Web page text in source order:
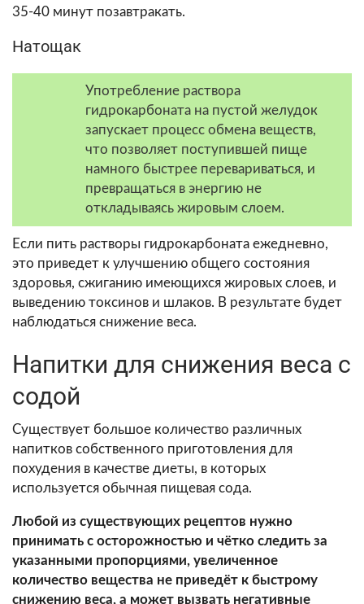
35-40 минут позавтракать.
Натощак
Употребление раствора
гидрокарбоната на пустой желудок
запускает процесс обмена веществ,
что позволяет поступившей пище
намного быстрее перевариваться, и
превращаться в энергию не
откладываясь жировым слоем.
Если пить растворы гидрокарбоната ежедневно,
это приведет к улучшению общего состояния
здоровья, сжиганию имеющихся жировых слоев, и
выведению токсинов и шлаков. В результате будет
наблюдаться снижение веса.
Напитки для снижения веса с
содой
Существует большое количество различных
напитков собственного приготовления для
похудения в качестве диеты, в которых
используется обычная пищевая сода.
Любой из существующих рецептов нужно
принимать с осторожностью и чётко следить за
указанными пропорциями, увеличенное
количество вещества не приведёт к быстрому
снижению веса, а может вызвать негативные